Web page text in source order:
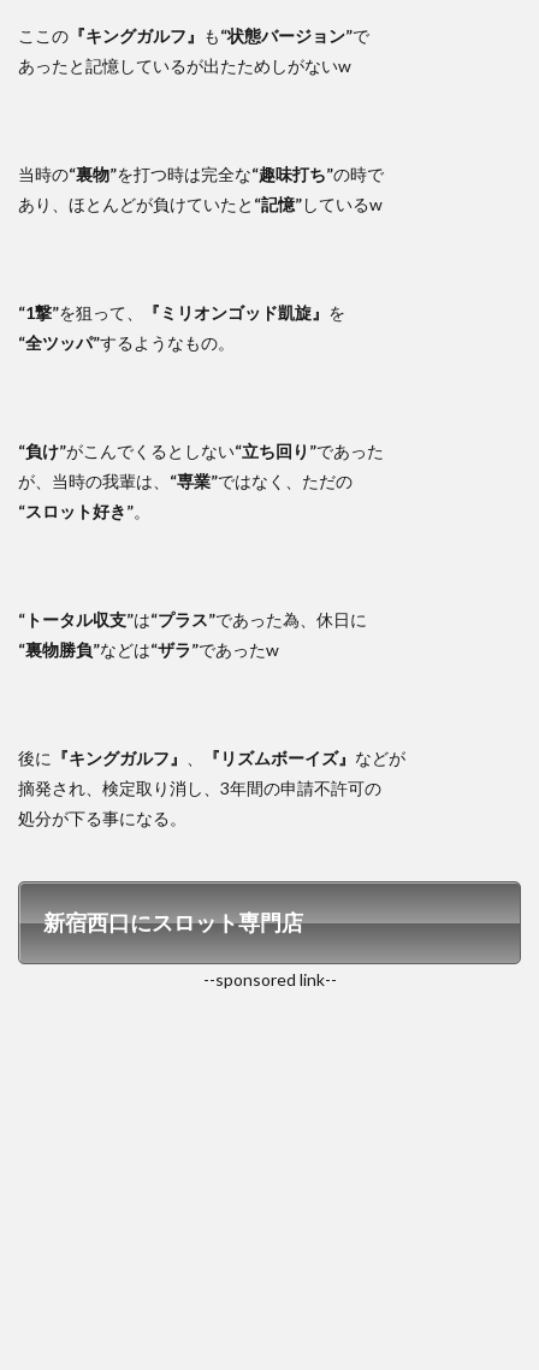
ここの 『キングガルフ』 も“状態バージョン”で
あったと記憶しているが出たためしがないw
当時の“裏物”を打つ時は完全な“趣味打ち”の時で
あり、ほとんどが負けていたと “記憶”しているw
“1撃”を狙って、 『ミリオンゴッド凱旋』 を
“全ツッパ”するようなもの。
“負け”がこんでくるとしない“立ち回り”であった
が、当時の我輩は、 “専業”ではなく、ただの
“スロット好き”。
“トータル収支”は“プラス”であった為、休日に
“裏物勝負”などは“ザラ”であったw
後に 『キングガルフ』 『リズムボーイズ』 などが
摘発され、検定取り消し、3年間の申請不許可の
処分が下る事になる。
新宿西口にスロット専門店
--sponsored link--